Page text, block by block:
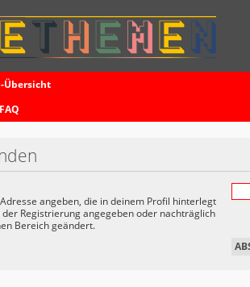
Übersicht
FAQ
angeben, die in deinem Profil hinterlegt
der Registrierung angegeben oder nachträglich
Bereich geändert.